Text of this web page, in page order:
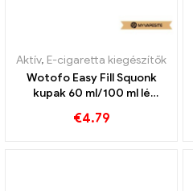
Aktív, E-cigaretta kiegészítők
Wotofo Easy Fill Squonk
kupak 60 ml/100 ml lé
nagykereskedés 丨Egyedi
€4.79